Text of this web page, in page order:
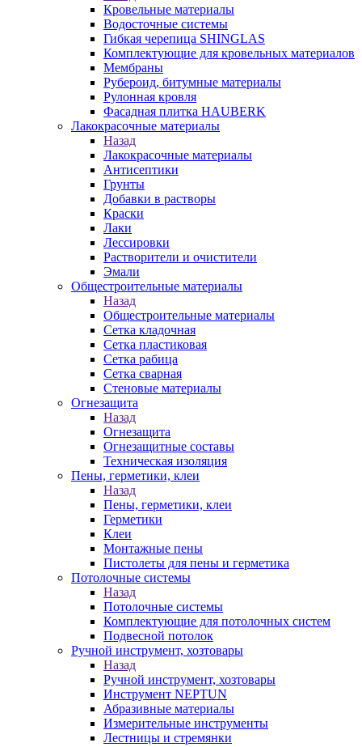
Кровельные материалы
Водосточные системы
Гибкая черепица SHINGLAS
Комплектующие для кровельных материалов
Мембраны
Рубероид, битумные материалы
Рулонная кровля
Фасадная плитка HAUBERK
Лакокрасочные материалы
Назад
Лакокрасочные материалы
Антисептики
Грунты
Добавки в растворы
Краски
Лаки
Лессировки
Растворители и очистители
Эмали
Общестроительные материалы
Назад
Общестроительные материалы
Сетка кладочная
Сетка пластиковая
Сетка рабица
Сетка сварная
Стеновые материалы
Огнезащита
Назад
Огнезащита
Огнезащитные составы
Техническая изоляция
Пены, герметики, клеи
Назад
Пены, герметики, клеи
Герметики
Клеи
Монтажные пены
Пистолеты для пены и герметика
Потолочные системы
Назад
Потолочные системы
Комплектующие для потолочных систем
Подвесной потолок
Ручной инструмент, хозтовары
Назад
Ручной инструмент, хозтовары
Инструмент NEPTUN
Абразивные материалы
Измерительные инструменты
Лестницы и стремянки